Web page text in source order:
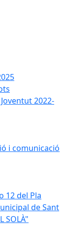
2022-
i comunicació
12 del Pla
de Sant
SOLÀ"